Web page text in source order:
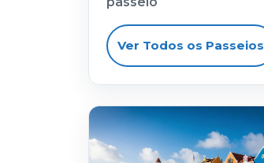
Ver Todos os Passeios